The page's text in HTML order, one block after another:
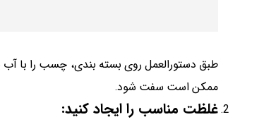
طبق دستورالعمل روی بسته بندی، چسب را با
ممکن است سفت شود.
غلظت مناسب را ایجاد کنید: